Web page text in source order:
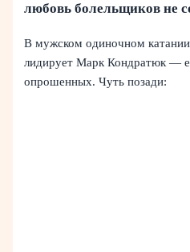
любовь болельщиков не
В мужском одиночном
лидирует Марк Кондратюк —
опрошенных. Чуть позади: